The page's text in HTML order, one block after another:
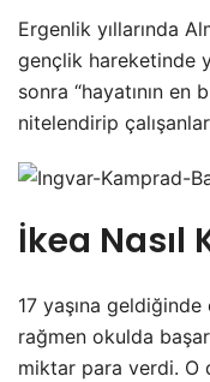
Ergenlik yıllarında
gençlik hareketinde
sonra “hayatının en
nitelendirip
İkea Nasıl
17 yaşına
rağmen okulda
miktar para verdi. O